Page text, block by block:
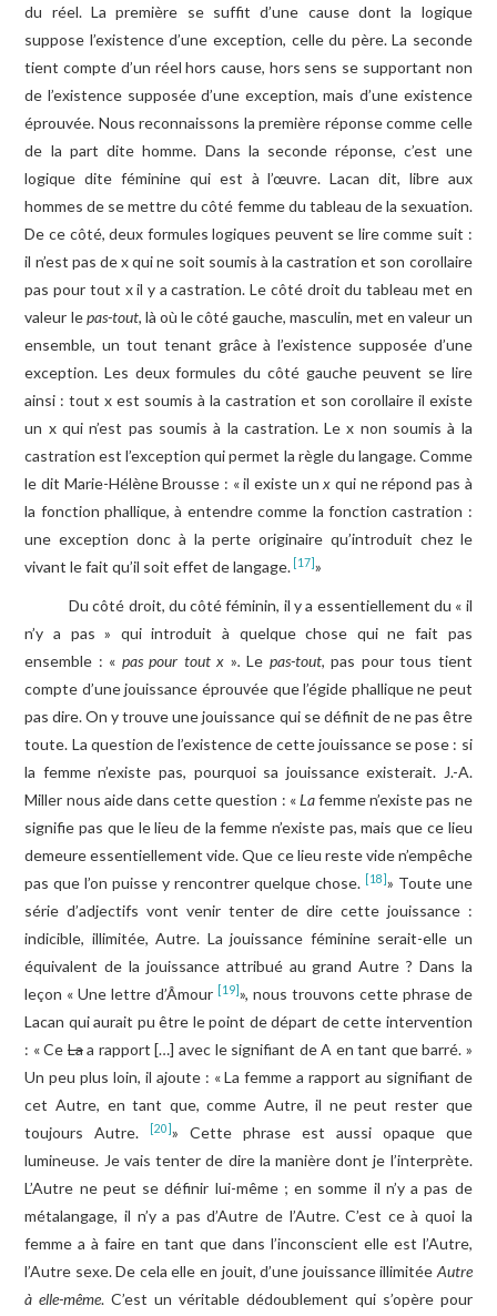
du réel. La première se suffit d’une cause dont la logique
suppose l’existence d’une exception, celle du père. La seconde
tient compte d’un réel hors cause, hors sens se supportant non
de l’existence supposée d’une exception, mais d’une existence
éprouvée. Nous reconnaissons la première réponse comme celle
de la part dite homme. Dans la seconde réponse, c’est une
logique dite féminine qui est à l’œuvre. Lacan dit, libre aux
hommes de se mettre du côté femme du tableau de la sexuation.
De ce côté, deux formules logiques peuvent se lire comme suit :
il n’est pas de x qui ne soit soumis à la castration et son corollaire
pas pour tout x il y a castration. Le côté droit du tableau met en
valeur lepas-tout, là où le côté gauche, masculin, met en valeur un
ensemble, un tout tenant grâce à l’existence supposée d’une
exception. Les deux formules du côté gauche peuvent se lire
ainsi : tout x est soumis à la castration et son corollaire il existe
un x qui n’est pas soumis à la castration. Le x non soumis à la
castration est l’exception qui permet la règle du langage. Comme
le dit Marie-Hélène Brousse : « il existe unx qui ne répond pas à
la fonction phallique, à entendre comme la fonction castration :
une exception donc à la perte originaire qu’introduit chez le
vivant le fait qu’il soit effet de langage. [17] »
Du côté droit, du côté féminin, il y a essentiellement du « il
n’y a pas » qui introduit à quelque chose qui ne fait pas
ensemble : « pas pour tout x ». Le pas-tout, pas pour tous tient
compte d’une jouissance éprouvée que l’égide phallique ne peut
pas dire. On y trouve une jouissance qui se définit de ne pas être
toute. La question de l’existence de cette jouissance se pose : si
la femme n’existe pas, pourquoi sa jouissance existerait. J.-A.
Miller nous aide dans cette question : «Lafemme n’existe pas ne
signifie pas que le lieu de la femme n’existe pas, mais que ce lieu
demeure essentiellement vide. Que ce lieu reste vide n’empêche
pas que l’on puisse y rencontrer quelque chose. [18]» Toute une
série d’adjectifs vont venir tenter de dire cette jouissance :
indicible, illimitée, Autre. La jouissance féminine serait-elle un
équivalent de la jouissance attribué au grand Autre ? Dans la
leçon « Une lettre d’Âmour [19]», nous trouvons cette phrase de
Lacan qui aurait pu être le point de départ de cette intervention
: « Ce Laa rapport […] avec le signifiant de A en tant que barré. »
Un peu plus loin, il ajoute : « La femme a rapport au signifiant de
cet Autre, en tant que, comme Autre, il ne peut rester que
toujours Autre.
[20]» Cette phrase est aussi opaque que
lumineuse. Je vais tenter de dire la manière dont je l’interprète.
L’Autre ne peut se définir lui-même ; en somme il n’y a pas de
métalangage, il n’y a pas d’Autre de l’Autre. C’est ce à quoi la
femme a à faire en tant que dans l’inconscient elle est l’Autre,
l’Autre sexe. De cela elle en jouit, d’une jouissance illimitée Autre
à elle-même. C’est un véritable dédoublement qui s’opère pour